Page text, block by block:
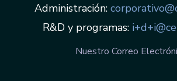
Administración:
R&D y programas:
Nuestro Correo